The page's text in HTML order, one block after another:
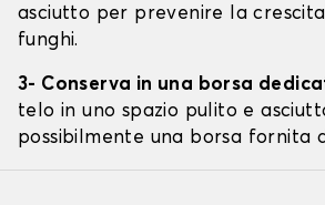
asciutto per prevenire la
funghi.
3- Conserva in una borsa
telo in uno spazio pulito e
possibilmente una borsa fornita